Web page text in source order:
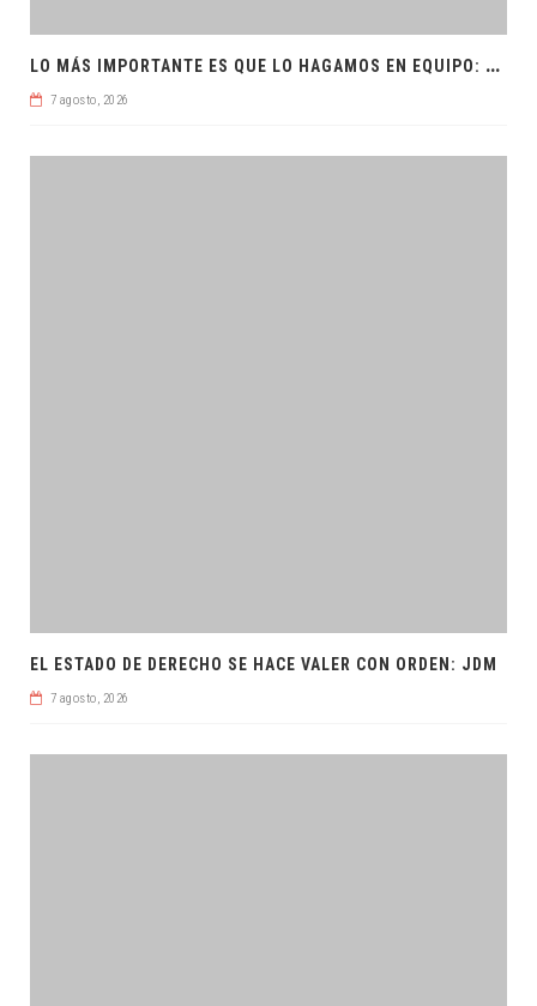
L
O MÁS IMPORTANTE ES QUE LO HAGAMOS EN EQUIPO: CPL
7 agosto, 2026
EL ESTADO DE DERECHO SE HACE VALER CON ORDEN: JDM
7 agosto, 2026